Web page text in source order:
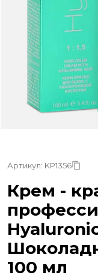
Артикул: KP1356
Крем -
100 мл